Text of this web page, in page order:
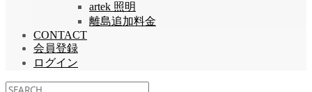
artek 照明
離島追加料金
CONTACT
会員登録
ログイン